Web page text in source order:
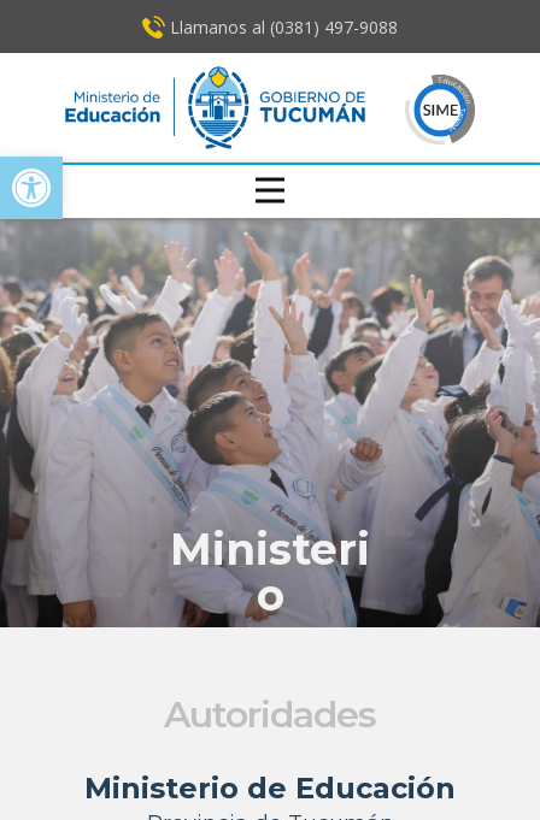
Open toolbar
Llamanos al (0381) ​497-9088
Ministeri
o
Autoridades
Ministerio de Educación